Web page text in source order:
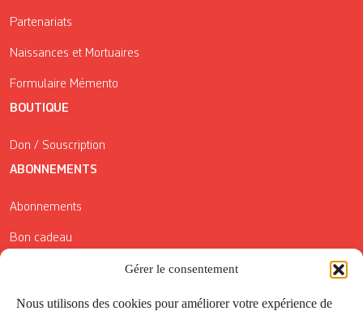
Gérer le consentement
Nous utilisons des cookies pour améliorer votre expérience de
Partenariats
Naissances et Mortuaires
Formulaire Mémento
BOUTIQUE
Don / Souscription
ABONNEMENTS
Abonnements
Bon cadeau
Conditions générales de vente
Réductions de la Carte Côté Courrier